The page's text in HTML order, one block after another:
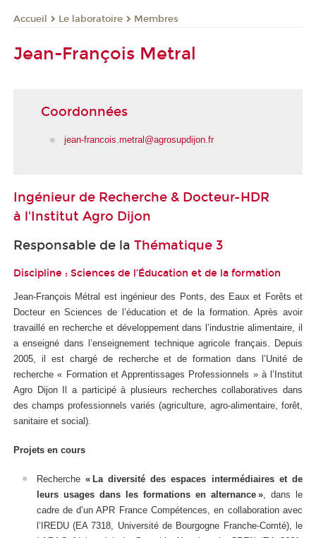
Accueil Le laboratoire Membres
Jean-François Metral
Coordonnées
jean-francois.metral@agrosupdijon.fr
Ingénieur de Recherche & Docteur-HDR
à l'Institut Agro Dijon
Responsable de la Thématique 3
Discipline : Sciences de l’Éducation et de la formation
Jean-François Métral est ingénieur des Ponts, des Eaux et Forêts et
Docteur en Sciences de l’éducation et de la formation. Après avoir
travaillé en recherche et développement dans l’industrie alimentaire, il
a enseigné dans l’enseignement technique agricole français. Depuis
2005, il est chargé de recherche et de formation dans l’Unité de
recherche « Formation et Apprentissages Professionnels » à l’Institut
Agro Dijon Il a participé à plusieurs recherches collaboratives dans
des champs professionnels variés (agriculture, agro-alimentaire, forêt,
sanitaire et social).
Projets en cours
Recherche « La diversité des espaces intermédiaires et de
leurs usages dans les formations en alternance », dans le
cadre de d’un APR France Compétences, en collaboration avec
l’IREDU (EA 7318, Université de Bourgogne Franche-Comté), le